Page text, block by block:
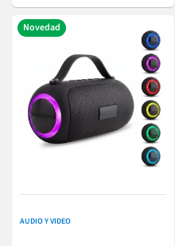
Novedad
AUDIO Y VIDEO